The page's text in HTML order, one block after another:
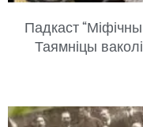
Падкаст
Таямніцы